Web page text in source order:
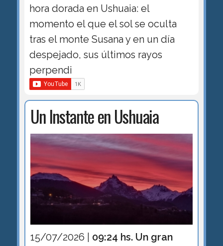
hora dorada en Ushuaia: el
momento el que el sol se oculta
tras el monte Susana y en un día
despejado, sus últimos rayos
perpendi
Un Instante en Ushuaia
15/07/2026 | 09:24 hs. Un gran